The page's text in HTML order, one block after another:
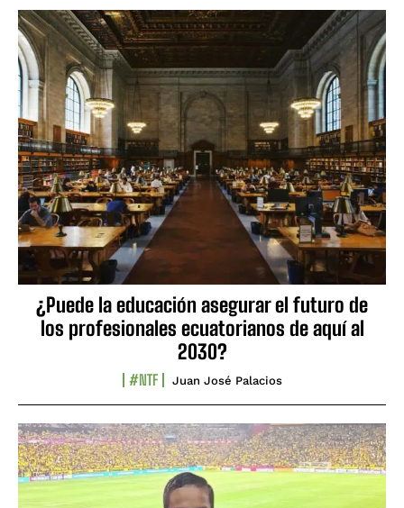
¿Puede la educación asegurar el futuro de
los profesionales ecuatorianos de aquí al
2030?
#NTF Juan José Palacios